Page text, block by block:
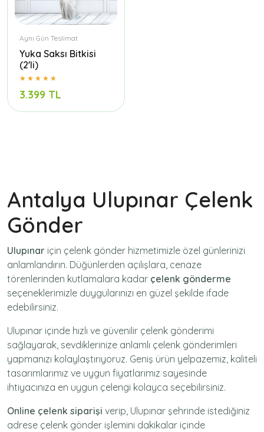
Aynı Gün Teslimat
Yuka Saksı Bitkisi
(2'li)
3.399 TL
Antalya Ulupınar Çelenk
Gönder
Ulupınar için çelenk gönder hizmetimizle özel günlerinizi
anlamlandırın. Düğünlerden açılışlara, cenaze
törenlerinden kutlamalara kadar çelenk gönderme
seçeneklerimizle duygularınızı en güzel şekilde ifade
edebilirsiniz.
Ulupınar içinde hızlı ve güvenilir çelenk gönderimi
sağlayarak, sevdiklerinize anlamlı çelenk gönderimleri
yapmanızı kolaylaştırıyoruz. Geniş ürün yelpazemiz, kaliteli
tasarımlarımız ve uygun fiyatlarımız sayesinde
ihtiyacınıza en uygun çelengi kolayca seçebilirsiniz.
Online çelenk siparişi verip, Ulupınar şehrinde istediğiniz
adrese çelenk gönder işlemini dakikalar içinde